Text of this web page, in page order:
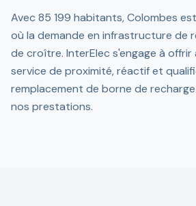
Avec 85 199 habitants, Colombes
où la demande en infrastructure de
de croître. InterElec s'engage à offrir
service de proximité, réactif et
remplacement de borne de
nos prestations.